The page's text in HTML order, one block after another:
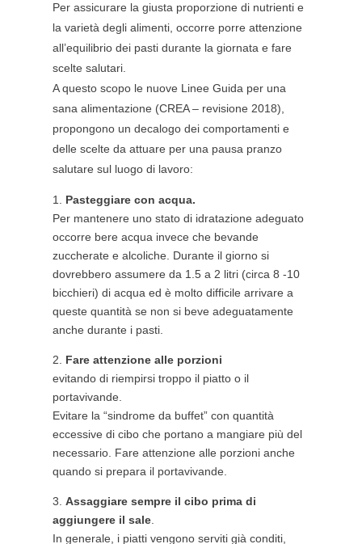
Per assicurare la giusta proporzione di nutrienti e
la varietà degli alimenti, occorre porre attenzione
all’equilibrio dei pasti durante la giornata e fare
scelte salutari.
A questo scopo le nuove Linee Guida per una
sana alimentazione (CREA – revisione 2018),
propongono un decalogo dei comportamenti e
delle scelte da attuare per una pausa pranzo
salutare sul luogo di lavoro:
Pasteggiare con acqua.
Per mantenere uno stato di idratazione adeguato
occorre bere acqua invece che bevande
zuccherate e alcoliche. Durante il giorno si
dovrebbero assumere da 1.5 a 2 litri (circa 8 -10
bicchieri) di acqua ed è molto difficile arrivare a
queste quantità se non si beve adeguatamente
anche durante i pasti.
Fare attenzione alle porzioni
evitando di riempirsi troppo il piatto o il
portavivande.
Evitare la “sindrome da buffet” con quantità
eccessive di cibo che portano a mangiare più del
necessario. Fare attenzione alle porzioni anche
quando si prepara il portavivande.
Assaggiare sempre il cibo prima di
aggiungere il sale.
In generale, i piatti vengono serviti già conditi,